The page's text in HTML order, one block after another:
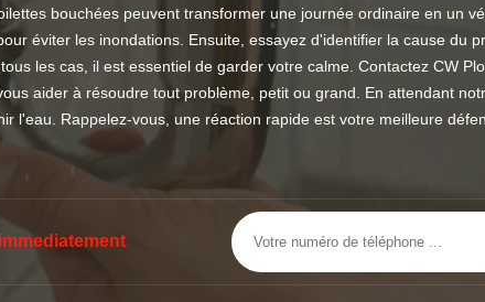
bouchées peuvent transformer une journée ordinaire en un
éviter les inondations. Ensuite, essayez d'identifier la cause du
les cas, il est essentiel de garder votre calme. Contactez CW
aider à résoudre tout problème, petit ou grand. En attendant
l'eau. Rappelez-vous, une réaction rapide est votre meilleure
immediatement